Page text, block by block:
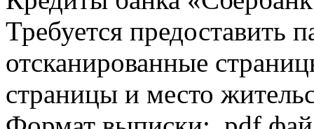
Требуется предоставить
отсканированные
страницы и место